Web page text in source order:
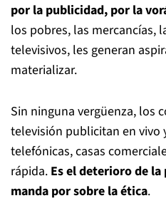
por la publicidad, por la
los pobres, las mercancías,
televisivos, les generan
materializar.
Sin ninguna vergüenza, los
televisión publicitan en vivo
telefónicas, casas
rápida. Es el deterioro de
manda por sobre la ética.